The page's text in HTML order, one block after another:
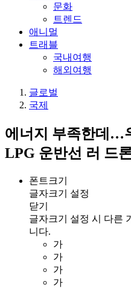
문화
트렌드
애니멀
트래블
국내여행
해외여행
글로벌
국제
에너지 부족한데…
LPG 운반선 러 드
폰트크기
글자크기 설정
닫기
글자크기 설정 시 다른
니다.
가
가
가
가